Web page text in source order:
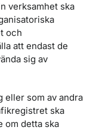
verksamhet ska
och
att endast de
sig av
eller som av andra
ska
om detta ska